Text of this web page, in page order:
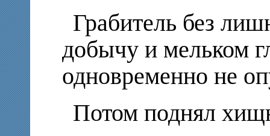
Грабитель без
добычу и мельком
одновременно не
Потом поднял